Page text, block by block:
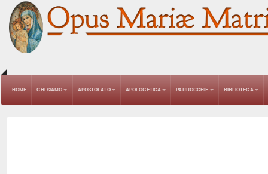
HOME CHI SIAMO APOSTOLATO APOLOGETICA PARROCCHIE BIBLIOTECA